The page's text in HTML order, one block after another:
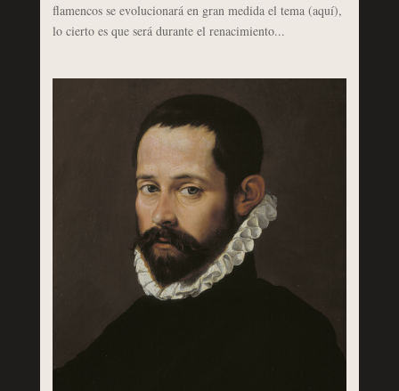
flamencos se evolucionará en gran medida el tema (aquí),
lo cierto es que será durante el renacimiento...